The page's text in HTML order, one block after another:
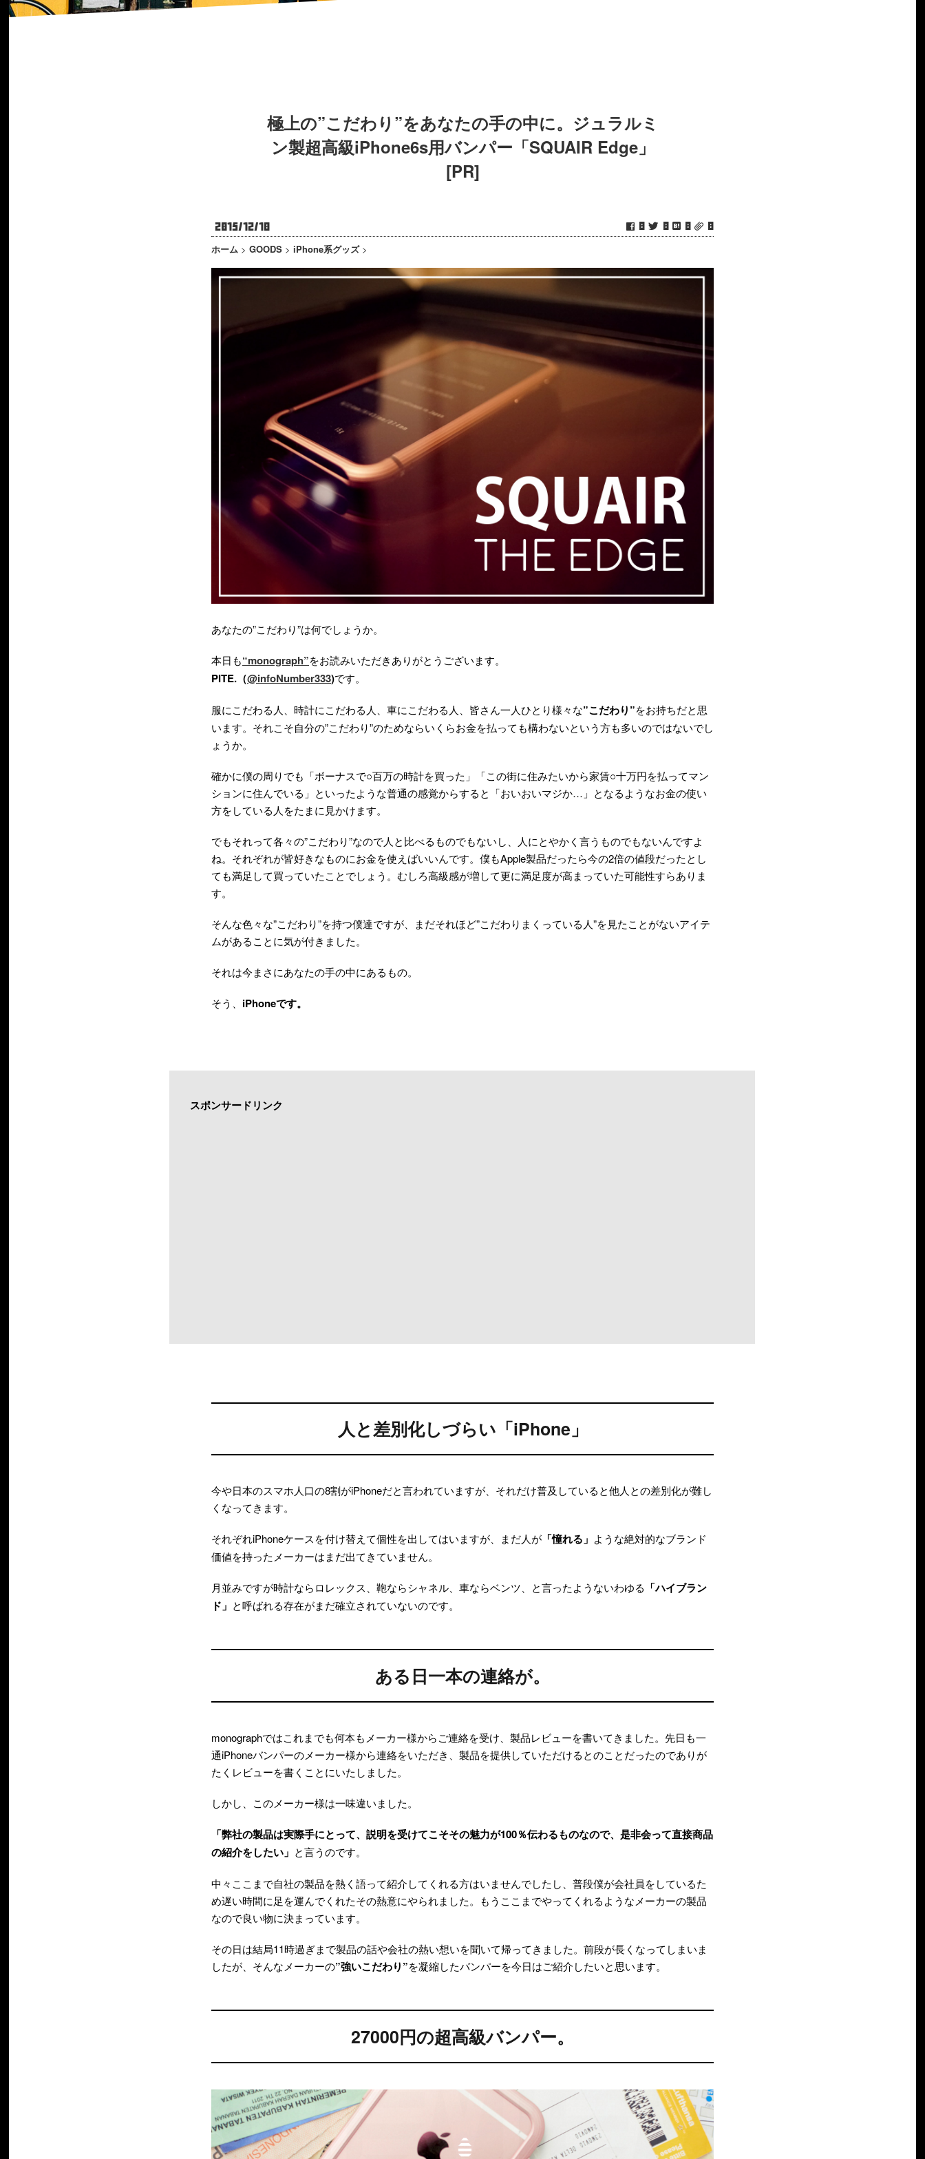
極上の”こだわり”をあなたの手の中に。ジュラルミ
ン製超高級iPhone6s用バンパー「SQUAIR Edge」
[PR]
0 0 0 0
2015/12/10
ホーム > GOODS > iPhone系グッズ >
あなたの”こだわり”は何でしょうか。
本日も“monograph”をお読みいただきありがとうございます。
PITE.（@infoNumber333)です。
服にこだわる人、時計にこだわる人、車にこだわる人、皆さん一人ひとり様々な”こだわり”をお持ちだと思
います。それこそ自分の”こだわり”のためならいくらお金を払っても構わないという方も多いのではないでし
ょうか。
確かに僕の周りでも「ボーナスで○百万の時計を買った」「この街に住みたいから家賃○十万円を払ってマン
ションに住んでいる」といったような普通の感覚からすると「おいおいマジか…」となるようなお金の使い
方をしている人をたまに見かけます。
でもそれって各々の”こだわり”なので人と比べるものでもないし、人にとやかく言うものでもないんですよ
ね。それぞれが皆好きなものにお金を使えばいいんです。僕もApple製品だったら今の2倍の値段だったとし
ても満足して買っていたことでしょう。むしろ高級感が増して更に満足度が高まっていた可能性すらありま
す。
そんな色々な”こだわり”を持つ僕達ですが、まだそれほど”こだわりまくっている人”を見たことがないアイテ
ムがあることに気が付きました。
それは今まさにあなたの手の中にあるもの。
そう、 iPhoneです。
スポンサードリンク
人と差別化しづらい「iPhone」
今や日本のスマホ人口の8割がiPhoneだと言われていますが、それだけ普及していると他人との差別化が難し
くなってきます。
それぞれiPhoneケースを付け替えて個性を出してはいますが、まだ人が 「憧れる」 ような絶対的なブランド
価値を持ったメーカーはまだ出てきていません。
月並みですが時計ならロレックス、鞄ならシャネル、車ならベンツ、と言ったようないわゆる 「ハイブラン
ド」 と呼ばれる存在がまだ確立されていないのです。
ある日一本の連絡が。
monographではこれまでも何本もメーカー様からご連絡を受け、製品レビューを書いてきました。先日も一
通iPhoneバンパーのメーカー様から連絡をいただき、製品を提供していただけるとのことだったのでありが
たくレビューを書くことにいたしました。
しかし、このメーカー様は一味違いました。
「弊社の製品は実際手にとって、説明を受けてこそその魅力が100％伝わるものなので、是非会って直接商品
の紹介をしたい」 と言うのです。
中々ここまで自社の製品を熱く語って紹介してくれる方はいませんでしたし、普段僕が会社員をしているた
め遅い時間に足を運んでくれたその熱意にやられました。もうここまでやってくれるようなメーカーの製品
なので良い物に決まっています。
その日は結局11時過ぎまで製品の話や会社の熱い想いを聞いて帰ってきました。前段が長くなってしまいま
したが、そんなメーカーの”強いこだわり”を凝縮したバンパーを今日はご紹介したいと思います。
27000円の超高級バンパー。